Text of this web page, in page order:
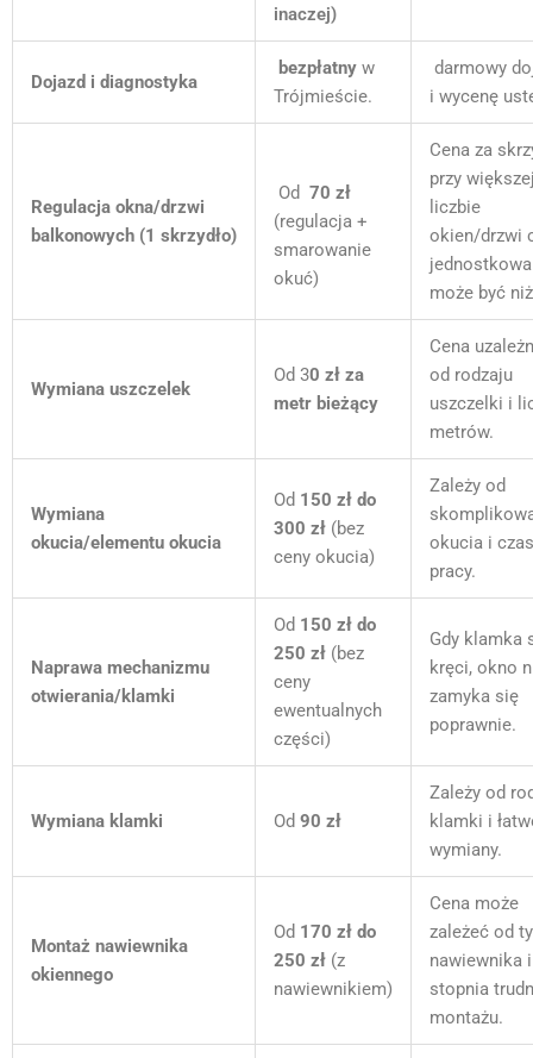
inaczej)
Dojazd i diagnostyka
bezpłatnyw
Trójmieście.
darmowy
i wycenę
Regulacja okna/drzwi
balkonowych (1 skrzydło)
Od 70 zł
(regulacja +
smarowanie
okuć)
Cena za
przy
liczbie
okien/drzwi
jednostkowa
może być
Wymiana uszczelek
Od 30 zł za
metr bieżący
Cena
od rodzaju
uszczelki i
metrów.
Wymiana
okucia/elementu okucia
Od 150 zł do
300 zł(bez
ceny okucia)
Zależy od
okucia i
pracy.
Naprawa mechanizmu
otwierania/klamki
Od 150 zł do
250 zł(bez
ceny
ewentualnych
części)
Gdy klamka
kręci, okno
zamyka się
poprawnie.
Wymiana klamki Od 90 zł
Zależy od
klamki i
wymiany.
Montaż nawiewnika
okiennego
Od 170 zł do
250 zł(z
nawiewnikiem)
Cena może
zależeć od
nawiewnika i
stopnia
montażu.